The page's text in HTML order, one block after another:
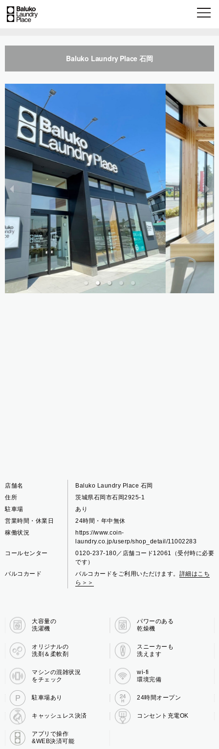
Baluko Laundry Place 石岡
店舗名
Baluko Laundry Place 石岡
住所
茨城県石岡市石岡2925-1
駐車場
あり
営業時間・休業日
24時間・年中無休
稼働状況
https://www.coin-
laundry.co.jp/userp/shop_detail/11002283
コールセンター
0120-237-180／店舗コード12061（受付時に必要
です）
バルコカード
バルコカードをご利用いただけます。 詳細はこち
ら＞＞
大容量の
洗濯機
パワーのある
乾燥機
オリジナルの
洗剤＆柔軟剤
スニーカーも
洗えます
マシンの混雑状況
をチェック
wi-fi
環境完備
駐車場あり 24時間オープン
キャッシュレス決済 コンセント充電OK
アプリで操作
&WEB決済可能